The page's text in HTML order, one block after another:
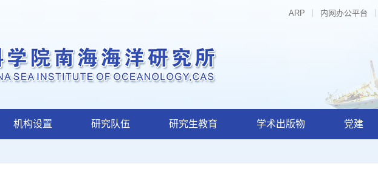
ARP 内网办公平台
机构设置 研究队伍 研究生教育 学术出版物 党建